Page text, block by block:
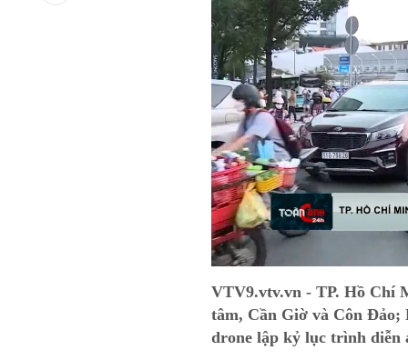
VTV9.vtv.vn - TP. Hồ Chí
tâm, Cần Giờ và Côn Đảo;
drone lập kỷ lục trình diễn